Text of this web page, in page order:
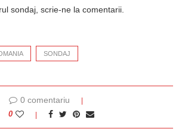
sondaj, scrie-ne la comentarii.
SONDAJ
0 comentariu
0